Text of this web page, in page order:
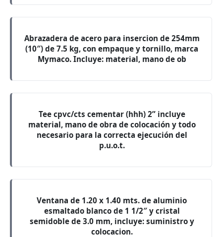
Abrazadera de acero para insercion de 254mm
(10″) de 7.5 kg, con empaque y tornillo, marca
Mymaco. Incluye: material, mano de ob
Tee cpvc/cts cementar (hhh) 2” incluye
material, mano de obra de colocación y todo
necesario para la correcta ejecución del
p.u.o.t.
Ventana de 1.20 x 1.40 mts. de aluminio
esmaltado blanco de 1 1/2″ y cristal
semidoble de 3.0 mm, incluye: suministro y
colocacion.